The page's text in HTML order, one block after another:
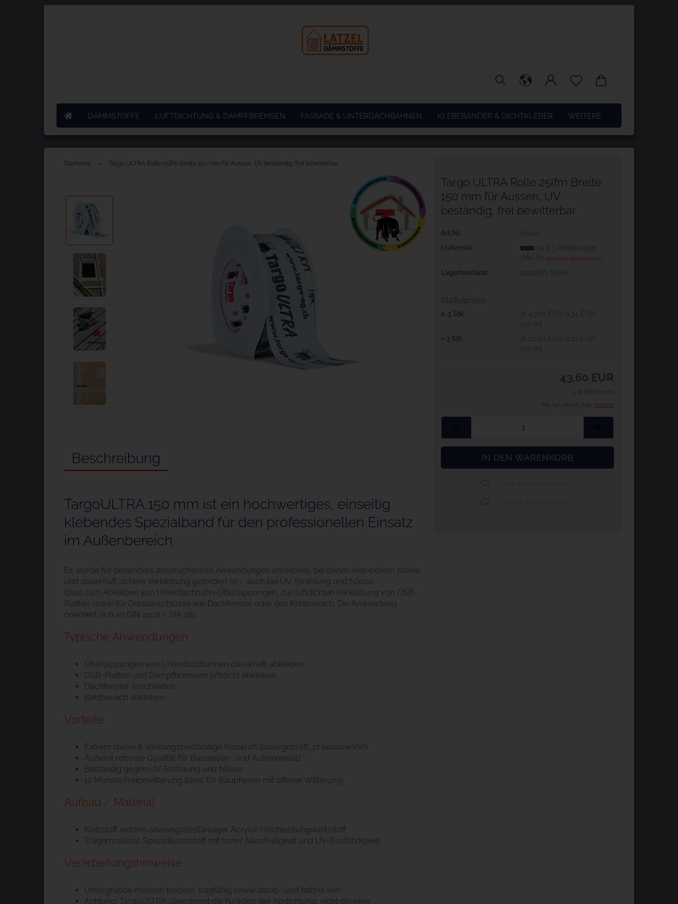
DÄMMSTOFFE LUFTDICHTUNG & DAMPFBREMSEN FASSADE & UNTERDACHBAHNEN KLEBEBÄNDER & DICHTKLEBER WEITERE
Startseite » Targo ULTRA Rolle 25lfm Breite 150 mm für Aussen, UV beständig, frei bewitterbar
Targo ULTRA Rolle 25lfm Breite
150 mm für Aussen, UV
beständig, frei bewitterbar
Art.Nr.:
95010
Lieferzeit:
ca 1-3 Arbeitstage
(Mo-Fr) (Ausland abweichend)
Lagerbestand: 9999871 Stück
Staffelpreise
1-3 Stk.
je 43,60 EUR (1,74 EUR
pro m)
> 3 Stk.
je 42,90 EUR (1,72 EUR
pro m)
43,60 EUR
1,74 EUR pro m
inkl. 19% MwSt. zzgl. Versand
Beschreibung
TargoULTRA 150 mm ist ein hochwertiges, einseitig
klebendes Spezialband für den professionellen Einsatz
im Außenbereich
Es wurde für besonders anspruchsvolle Anwendungen entwickelt, bei denen eine extrem starke
und dauerhaft sichere Verklebung gefordert ist – auch bei UV-Strahlung und Nässe.
Ideal zum Abkleben von Unterdachbahn-Überlappungen, zur luftdichten Verklebung von OSB-
Platten sowie für Detailanschlüsse wie Dachfenster oder den Kehlbereich. Die Anwendung
orientiert sich an DIN 4108 / SIA 180.
Typische Anwendungen
Überlappungen von Unterdachbahnen dauerhaft abkleben
OSB-Platten und Dampfbremsen luftdicht abkleben
Dachfenster anschließen
Kehlbereich abkleben
Vorteile
Extrem starke & alterungsbeständige Klebkraft (laborgeprüft, praxisbewährt)
Äußerst robuste Qualität für Baustellen- und Außeneinsatz
Beständig gegen UV-Strahlung und Nässe
12 Monate Freibewitterung (ideal für Bauphasen mit offener Witterung)
Aufbau / Material
Klebstoff: extrem alterungsbeständiger Acrylat-Hochleistungsklebstoff
Trägermaterial: Spezialkunststoff mit hoher Nassfestigkeit und UV-Beständigkeit
Verarbeitungshinweise
Untergründe müssen trocken, tragfähig sowie staub- und fettfrei sein.
Achtung: TargoULTRA übernimmt die Funktion der Abdichtung, nicht die einer